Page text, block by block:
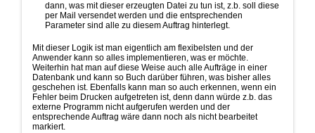
dann, was mit dieser erzeugten Datei zu tun ist, z.b. soll diese
per Mail versendet werden und die entsprechenden
Parameter sind alle zu diesem Auftrag hinterlegt.
Mit dieser Logik ist man eigentlich am flexibelsten und der
Anwender kann so alles implementieren, was er möchte.
Weiterhin hat man auf diese Weise auch alle Aufträge in einer
Datenbank und kann so Buch darüber führen, was bisher alles
geschehen ist. Ebenfalls kann man so auch erkennen, wenn ein
Fehler beim Drucken aufgetreten ist, denn dann würde z.b. das
externe Programm nicht aufgerufen werden und der
entsprechende Auftrag wäre dann noch als nicht bearbeitet
markiert.